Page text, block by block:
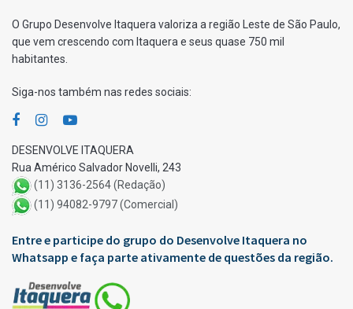
O Grupo Desenvolve Itaquera valoriza a região Leste de São Paulo,
que vem crescendo com Itaquera e seus quase 750 mil
habitantes.
Siga-nos também nas redes sociais:
DESENVOLVE ITAQUERA
Rua Américo Salvador Novelli, 243
(11) 3136-2564 (Redação)
(11) 94082-9797 (Comercial)
Entre e participe do grupo do Desenvolve Itaquera no
Whatsapp e faça parte ativamente de questões da região.